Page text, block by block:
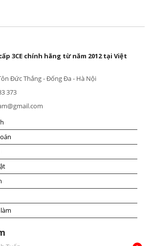
3CE chính hãng từ năm 2012 tại Việt
Đức Thắng - Đống Đa - Hà Nội
373